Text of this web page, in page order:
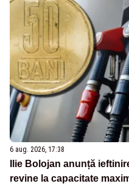
6 aug. 2026, 17:38
Ilie Bolojan anunță
revine la capacitate